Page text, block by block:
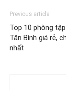
Previous article
Top 10 phòng
Tân Bình giá rẻ,
nhất